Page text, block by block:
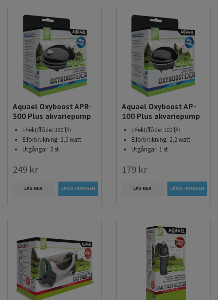
Aquael Oxyboost APR-
300 Plus akvariepump
Effekt/flöde: 300 l/h
Elförbrukning: 2,5 watt
Utgångar: 2 st
249 kr
LÄS MER
Aquael Oxyboost AP-
100 Plus akvariepump
Effekt/flöde: 100 l/h
Elförbrukning: 2,2 watt
Utgångar: 1 st
179 kr
LÄS MER